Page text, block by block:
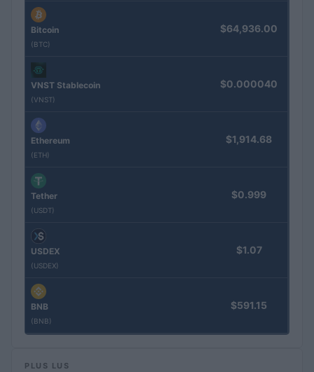
Bitcoin
(BTC)
$64,936.00
VNST Stablecoin
(VNST)
$0.000040
Ethereum
(ETH)
$1,914.68
Tether
(USDT)
$0.999
USDEX
(USDEX)
$1.07
BNB
(BNB)
$591.15
PLUS LUS